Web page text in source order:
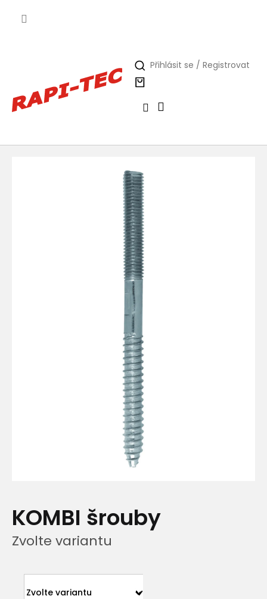
Přihlásit se / Registrovat
KOMBI šrouby
Zvolte variantu